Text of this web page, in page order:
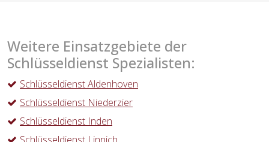
Weitere Einsatzgebiete der
Schlüsseldienst Spezialisten:
Schlüsseldienst Aldenhoven
Schlüsseldienst Niederzier
Schlüsseldienst Inden